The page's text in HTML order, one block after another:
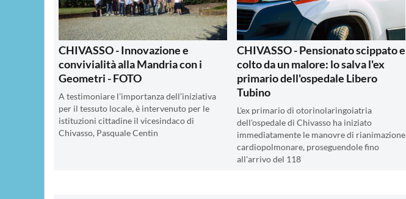
CHIVASSO - Innovazione e
convivialità alla Mandria con i
Geometri - FOTO
A testimoniare l'importanza dell'iniziativa
per il tessuto locale, è intervenuto per le
istituzioni cittadine il vicesindaco di
Chivasso, Pasquale Centin
CHIVASSO - Pensionato scippato e
colto da un malore: lo salva l'ex
primario dell'ospedale Libero
Tubino
L'ex primario di otorinolaringoiatria
dell'ospedale di Chivasso ha iniziato
immediatamente le manovre di rianimazione
cardiopolmonare, proseguendole fino
all'arrivo del 118